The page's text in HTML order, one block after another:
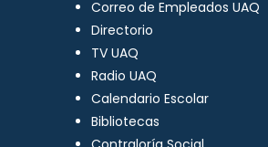
Correo de Empleados UAQ
Directorio
TV UAQ
Radio UAQ
Calendario Escolar
Bibliotecas